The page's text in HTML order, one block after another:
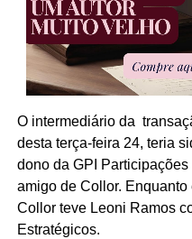
O intermediário da
desta terça-feira 24, teria
dono da GPI
amigo de Collor.
Collor teve Leoni Ramos
Estratégicos.